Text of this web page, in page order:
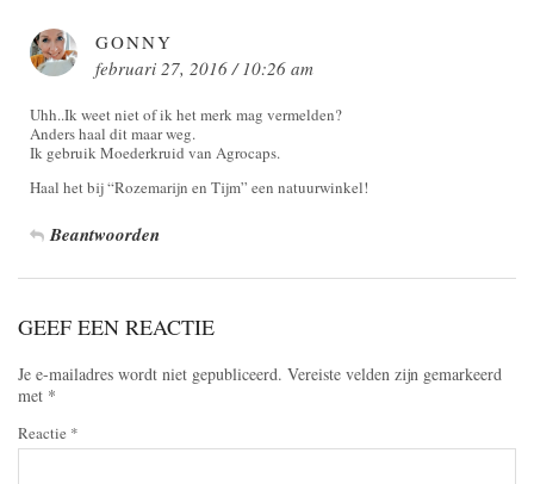
GONNY
februari 27, 2016 / 10:26 am
Uhh..Ik weet niet of ik het merk mag vermelden?
Anders haal dit maar weg.
Ik gebruik Moederkruid van Agrocaps.
Haal het bij “Rozemarijn en Tijm” een natuurwinkel!
Beantwoorden
GEEF EEN REACTIE
Je e-mailadres wordt niet gepubliceerd. Vereiste velden zijn gemarkeerd
met *
Reactie *